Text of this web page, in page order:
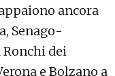
ancora
Senago-
Ronchi dei
e Bolzano a